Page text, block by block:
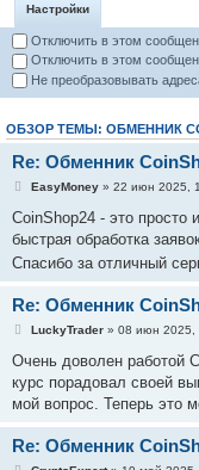
Настройки
Отключить в этом
Отключить в этом
Не преобразовывать
ОБЗОР ТЕМЫ: ОБМЕННИК
Re: Обменник
EasyMoney» 22 июн 2025,
CoinShop24 - это просто
быстрая обработка
Спасибо за отличный
Re: Обменник
LuckyTrader» 08 июн 2025,
Очень доволен работой
курс порадовал своей
мой вопрос. Теперь это
Re: Обменник